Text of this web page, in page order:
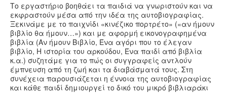
Το εργαστήριο βοηθάει τα παιδιά να γνωριστούν και να
εκφραστούν μέσα από την ιδέα της αυτοβιογραφίας.
Ξεκινάμε με το παιχνίδι «κινέζικο πορτρέτο» («αν ήμουν
βιβλίο θα ήμουν…») και με αφορμή εικονογραφημένα
βιβλία (Αν ήμουν Βιβλίο, Ένα αγόρι που το έλεγαν
βιβλίο, Η ιστορία του αρκούδου, Ένα παιδί από βιβλία
κ.α.) συζητάμε για το πώς οι συγγραφείς αντλούν
έμπνευση από τη ζωή και τα διαβάσματά τους. Στη
συνέχεια παρουσιάζεται η έννοια της αυτοβιογραφίας
και κάθε παιδί δημιουργεί το δικό του μικρό βιβλιαράκι